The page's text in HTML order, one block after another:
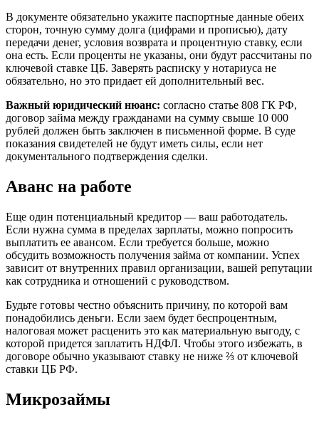
В документе обязательно укажите паспортные данные обеих
сторон, точную сумму долга (цифрами и прописью), дату
передачи денег, условия возврата и процентную ставку, если
она есть. Если проценты не указаны, они будут рассчитаны по
ключевой ставке ЦБ. Заверять расписку у нотариуса не
обязательно, но это придает ей дополнительный вес.
Важный юридический нюанс: согласно статье 808 ГК РФ,
договор займа между гражданами на сумму свыше 10 000
рублей должен быть заключен в письменной форме. В суде
показания свидетелей не будут иметь силы, если нет
документального подтверждения сделки.
Аванс на работе
Еще один потенциальный кредитор — ваш работодатель.
Если нужна сумма в пределах зарплаты, можно попросить
выплатить ее авансом. Если требуется больше, можно
обсудить возможность получения займа от компании. Успех
зависит от внутренних правил организации, вашей репутации
как сотрудника и отношений с руководством.
Будьте готовы честно объяснить причину, по которой вам
понадобились деньги. Если заем будет беспроцентным,
налоговая может расценить это как материальную выгоду, с
которой придется заплатить НДФЛ. Чтобы этого избежать, в
договоре обычно указывают ставку не ниже ⅔ от ключевой
ставки ЦБ РФ.
Микрозаймы